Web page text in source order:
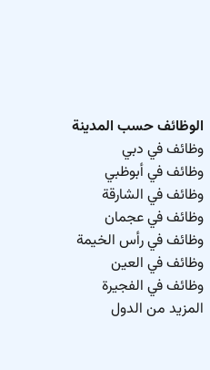
الوظائف حسب المدينة
وظائف في دبي
وظائف في أبوظبي
وظائف في الشارقة
وظائف في عجمان
وظائف في رأس الخيمة
وظائف في العين
وظائف في الفجيرة
المزيد من الدول